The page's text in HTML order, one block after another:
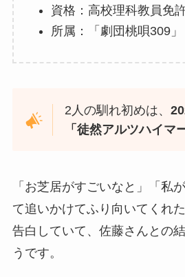
資格：高校理科教員免
所属：「劇団桃唄309」
2人の馴れ初めは、
「徒然アルツハイマ
「お芝居がすごいなと」「私
て追いかけてふり向いてくれ
告白していて、佐藤さんとの
うです。